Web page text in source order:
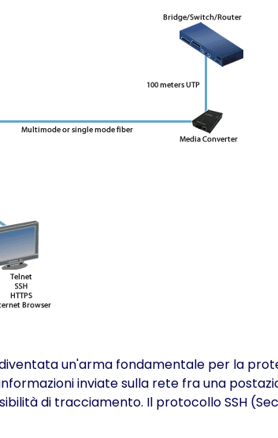
un'arma fondamentale per la
inviate sulla rete fra una
di tracciamento. Il protocollo SSH